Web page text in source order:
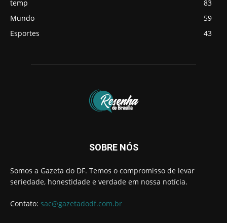
temp
83
Mundo
59
Esportes
43
SOBRE NÓS
Somos a Gazeta do DF. Temos o compromisso de levar
seriedade, honestidade e verdade em nossa notícia.
Contato: sac@gazetadodf.com.br